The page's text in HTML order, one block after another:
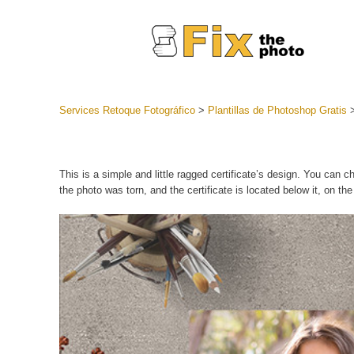
Servicios
Ajustes
mejor
Services Retoque Fotográfico> Plantillas de Photoshop Gratis
This is a simple and little ragged certificate’s design. You can
the photo was torn, and the certificate is located below it, on